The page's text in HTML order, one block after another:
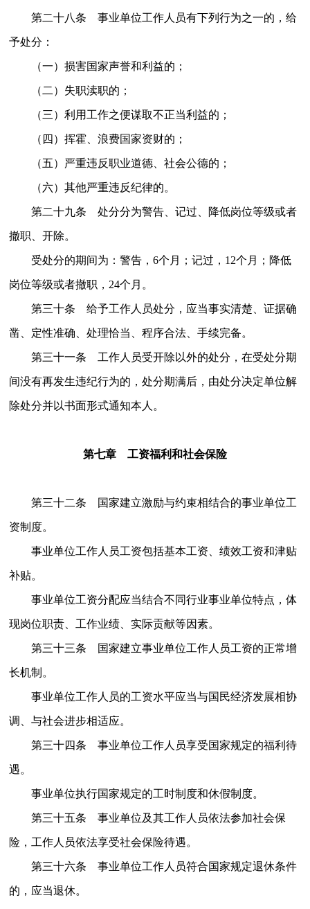
第二十八条 事业单位工作人员有下列行为之一的，给
予处分：
（一）损害国家声誉和利益的；
（二）失职渎职的；
（三）利用工作之便谋取不正当利益的；
（四）挥霍、浪费国家资财的；
（五）严重违反职业道德、社会公德的；
（六）其他严重违反纪律的。
第二十九条 处分分为警告、记过、降低岗位等级或者
撤职、开除。
受处分的期间为：警告，6个月；记过，12个月；降低
岗位等级或者撤职，24个月。
第三十条 给予工作人员处分，应当事实清楚、证据确
凿、定性准确、处理恰当、程序合法、手续完备。
第三十一条 工作人员受开除以外的处分，在受处分期
间没有再发生违纪行为的，处分期满后，由处分决定单位解
除处分并以书面形式通知本人。
第七章 工资福利和社会保险
第三十二条 国家建立激励与约束相结合的事业单位工
资制度。
事业单位工作人员工资包括基本工资、绩效工资和津贴
补贴。
事业单位工资分配应当结合不同行业事业单位特点，体
现岗位职责、工作业绩、实际贡献等因素。
第三十三条 国家建立事业单位工作人员工资的正常增
长机制。
事业单位工作人员的工资水平应当与国民经济发展相协
调、与社会进步相适应。
第三十四条 事业单位工作人员享受国家规定的福利待
遇。
事业单位执行国家规定的工时制度和休假制度。
第三十五条 事业单位及其工作人员依法参加社会保
险，工作人员依法享受社会保险待遇。
第三十六条 事业单位工作人员符合国家规定退休条件
的，应当退休。